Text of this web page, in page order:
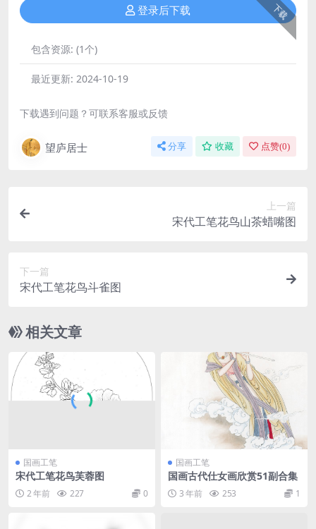
下载
登录后下载
包含资源: (1个)
最近更新: 2024-10-19
下载遇到问题？可联系客服或反馈
望庐居士 分享 收藏 点赞(0)
上一篇
宋代工笔花鸟山茶蜡嘴图
下一篇
宋代工笔花鸟斗雀图
相关文章
国画工笔
宋代工笔花鸟芙蓉图
2 年前 227 0
国画工笔
国画古代仕女画欣赏51副合集
3 年前 253 1